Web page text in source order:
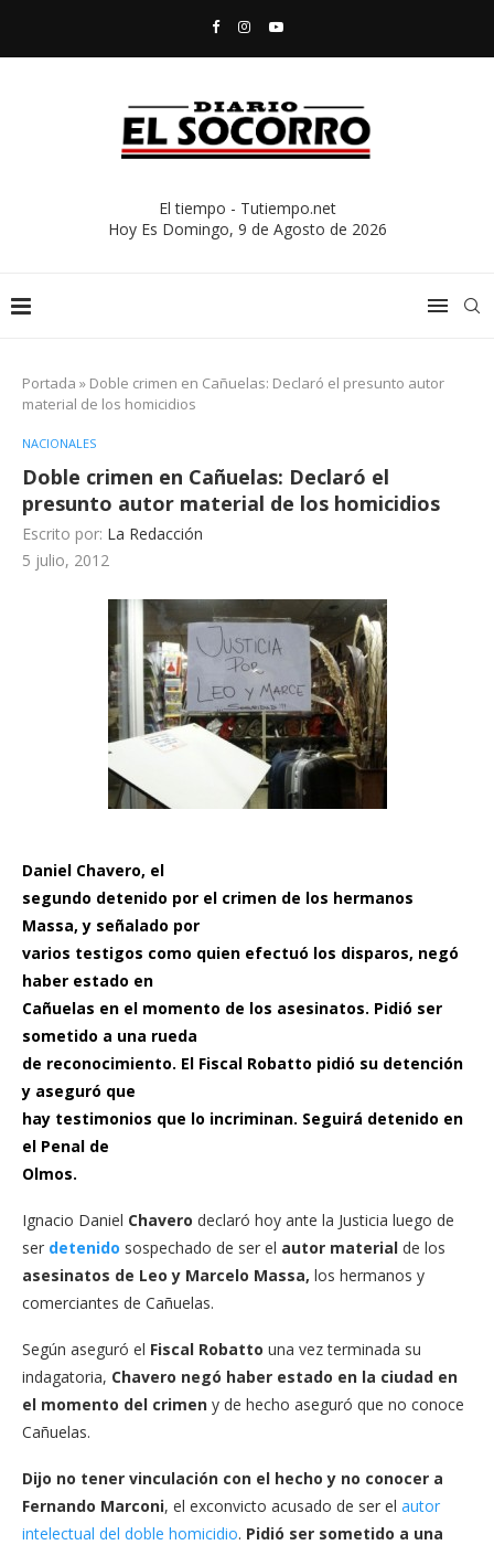
El tiempo - Tutiempo.net
Hoy Es Domingo, 9 de Agosto de 2026
Portada » Doble crimen en Cañuelas: Declaró el presunto autor
material de los homicidios
NACIONALES
Doble crimen en Cañuelas: Declaró el
presunto autor material de los homicidios
Escrito por: La Redacción
5 julio, 2012
Daniel Chavero, el
segundo detenido por el crimen de los hermanos
Massa, y señalado por
varios testigos como quien efectuó los disparos, negó
haber estado en
Cañuelas en el momento de los asesinatos. Pidió ser
sometido a una rueda
de reconocimiento. El Fiscal Robatto pidió su detención
y aseguró que
hay testimonios que lo incriminan. Seguirá detenido en
el Penal de
Olmos.
Ignacio Daniel Chavero declaró hoy ante la Justicia luego de
ser detenido sospechado de ser el autor material de los
asesinatos de Leo y Marcelo Massa, los hermanos y
comerciantes de Cañuelas.
Según aseguró el Fiscal Robatto una vez terminada su
indagatoria, Chavero negó haber estado en la ciudad en
el momento del crimen y de hecho aseguró que no conoce
Cañuelas.
Dijo no tener vinculación con el hecho y no conocer a
Fernando Marconi, el exconvicto acusado de ser el autor
intelectual del doble homicidio. Pidió ser sometido a una